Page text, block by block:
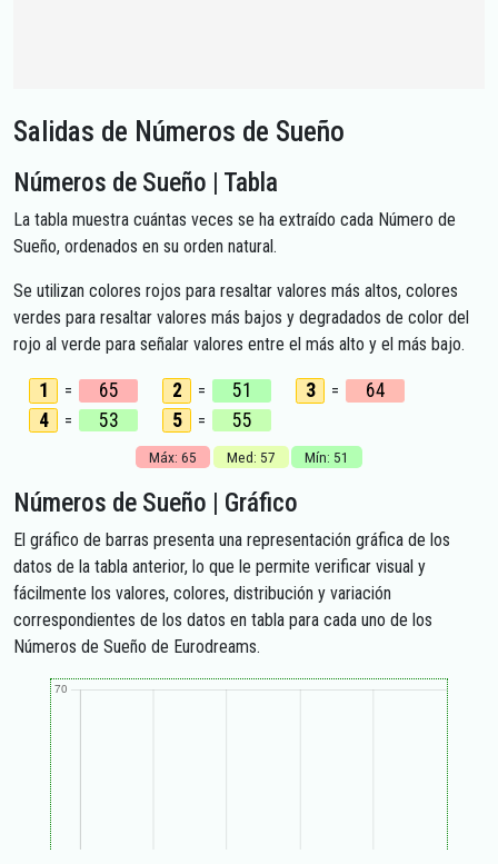
Salidas de Números de Sueño
Números de Sueño | Tabla
La tabla muestra cuántas veces se ha extraído cada Número de
Sueño, ordenados en su orden natural.
Se utilizan colores rojos para resaltar valores más altos, colores
verdes para resaltar valores más bajos y degradados de color del
rojo al verde para señalar valores entre el más alto y el más bajo.
1 = 65 2 = 51 3 =
64
4
= 53 5 = 55
Máx: 65 Med: 57 Mín: 51
Números de Sueño | Gráfico
El gráfico de barras presenta una representación gráfica de los
datos de la tabla anterior, lo que le permite verificar visual y
fácilmente los valores, colores, distribución y variación
correspondientes de los datos en tabla para cada uno de los
Números de Sueño de Eurodreams.